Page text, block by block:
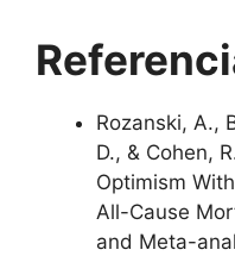
Rozanski, A.,
D., & Cohen,
Optimism
All-Cause
and Meta-